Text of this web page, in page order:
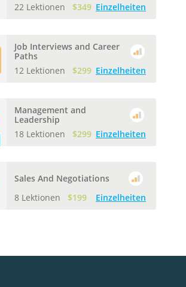
22 Lektionen
$349 Einzelheiten
Job Interviews and Career
Paths
12 Lektionen
$299 Einzelheiten
Management and
Leadership
18 Lektionen
$299 Einzelheiten
Sales And Negotiations
8 Lektionen
$199 Einzelheiten